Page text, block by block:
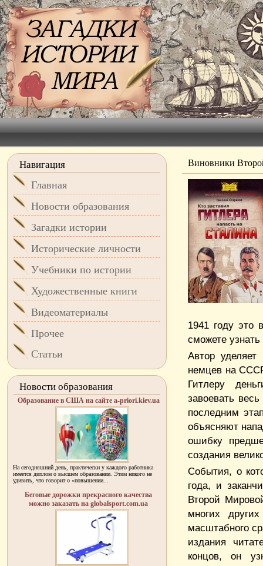
Виновники
1941 году это
сможете
Автор
немцев на
Гитлеру
завоевать
последним
объясняют
ошибку
создания
События, о
года, и
Второй
многих
масштабного
издания
концов, он
Навигация
Главная
Новости образования
Загадки истории
Исторические личности
Учебники по истории
Художественные книги
Видеоматериалы
Прочее
Статьи
Новости образования
Образование в США на сайте a-priori.kiev.ua
На сегодняшний день, практически у каждого работника
имеется диплом о высшем образовании. Этим никого не
удивить, что говорит о «повышении...
Беговые дорожки прекрасного качества
можно заказать на globalsport.com.ua